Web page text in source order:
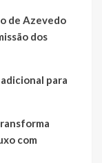
de Azevedo
dos
para
com